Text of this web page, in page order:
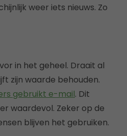
weer iets nieuws. Zo
in het geheel. Draait al
zijn waarde behouden.
gebruikt e-mail. Dit
waardevol. Zeker op de
blijven het gebruiken.